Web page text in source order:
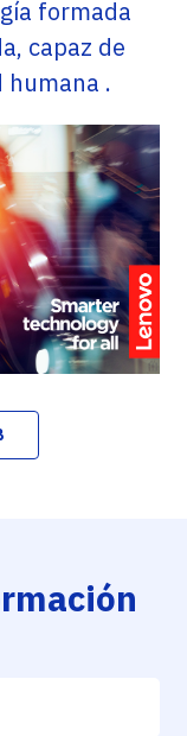
formada
capaz de
humana .